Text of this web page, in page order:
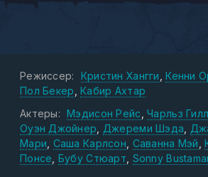
Режиссер: Кристин Хангги
Кенни
Пол Бекер Кабир Ахтар
Актеры:
Мэдисон Рейс Чарльз
Оуэн Джойнер
Джереми Шэда
Мари Саша Карлсон Саванна Мэй
Понсе Бубу Стюарт Sonny